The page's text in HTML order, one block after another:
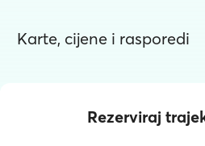
Karte, cijene i rasporedi
Rezerviraj